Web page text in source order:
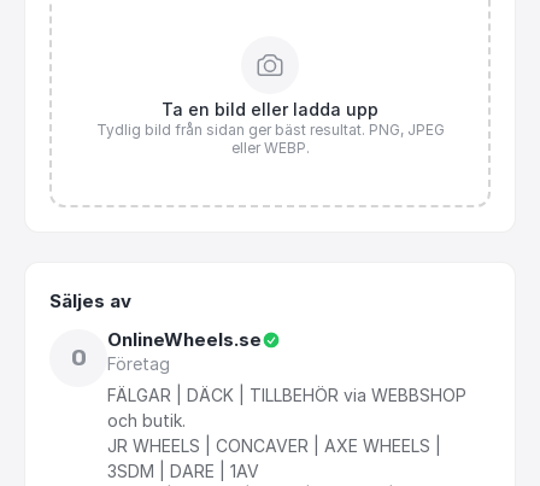
Ta en bild eller ladda upp
Tydlig bild från sidan ger bäst resultat. PNG, JPEG
eller WEBP.
Säljes av
O
OnlineWheels.se
Företag
FÄLGAR
DÄCK TILLBEHÖR via WEBBSHOP
och butik.
JR WHEELS CONCAVER AXE WHEELS
3SDM
DARE 1AV